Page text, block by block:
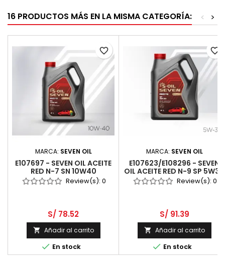
16 PRODUCTOS MÁS EN LA MISMA CATEGORÍA: >
<
MARCA: SEVEN OIL
E107697 - SEVEN OIL ACEITE
RED N-7 SN 10W40
SINTETICO 4L
Review(s): 0
S/ 78.52
 Añadir al carrito
 En stock
favorite_border
MARCA: SEVEN OIL
E107623/E108296 - SEVEN
OIL ACEITE RED N-9 SP 5W30
100% SINTETICO 4L
Review(s): 0
S/ 91.39
 Añadir al carrito
 En stock
favorite_border